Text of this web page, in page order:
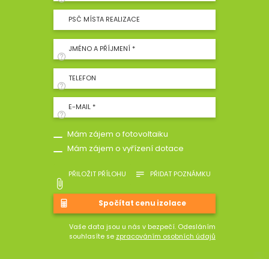
PSČ MÍSTA REALIZACE
JMÉNO A PŘÍJMENÍ *
TELEFON
E-MAIL *
Mám zájem o fotovoltaiku
Mám zájem o vyřízení dotace
PŘILOŽIT PŘÍLOHU PŘIDAT POZNÁMKU
Vaše data jsou u nás v bezpečí. Odesláním
souhlasíte se zpracováním osobních údajů